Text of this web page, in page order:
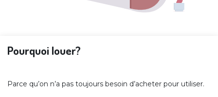
Pourquoi louer?
Parce qu’on n’a pas toujours besoin d’acheter pour utiliser.